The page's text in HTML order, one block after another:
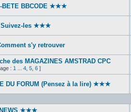
BBCODE ★★★
les ★★★
s'y retrouver‎
des MAGAZINES AMSTRAD CPC
: 1 4 5 6 ]
DU FORUM (Pensez à la lire) ★★★
★★★